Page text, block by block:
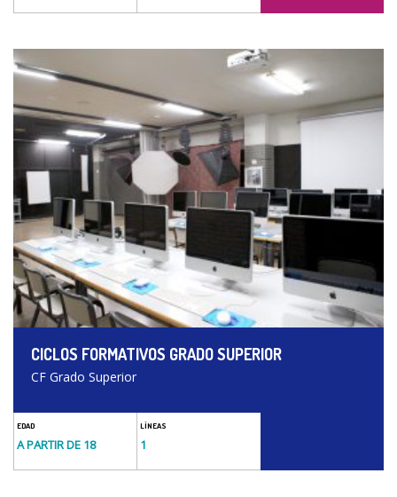
CICLOS FORMATIVOS GRADO SUPERIOR
CF Grado Superior
EDAD
A PARTIR DE 18
LÍNEAS
1